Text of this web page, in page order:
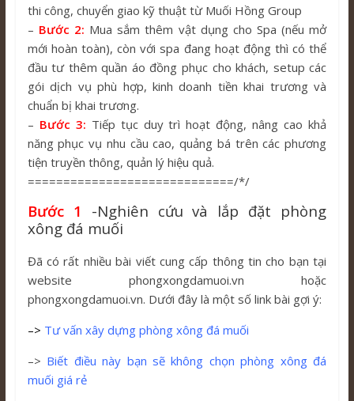
thi công, chuyển giao kỹ thuật từ Muối Hồng Group
– Bước 2: Mua sắm thêm vật dụng cho Spa (nếu mở
mới hoàn toàn), còn với spa đang hoạt động thì có thể
đầu tư thêm quần áo đồng phục cho khách, setup các
gói dịch vụ phù hợp, kinh doanh tiền khai trương và
chuẩn bị khai trương.
– Bước 3: Tiếp tục duy trì hoạt động, nâng cao khả
năng phục vụ nhu cầu cao, quảng bá trên các phương
tiện truyền thông, quản lý hiệu quả.
=============================/*/
Bước 1
-Nghiên cứu và lắp đặt phòng
xông đá muối
Đã có rất nhiều bài viết cung cấp thông tin cho bạn tại
website phongxongdamuoi.vn hoặc
phongxongdamuoi.vn. Dưới đây là một số link bài gợi ý:
–> Tư vấn xây dựng phòng xông đá muối
–> Biết điều này bạn sẽ không chọn phòng xông đá
muối giá rẻ